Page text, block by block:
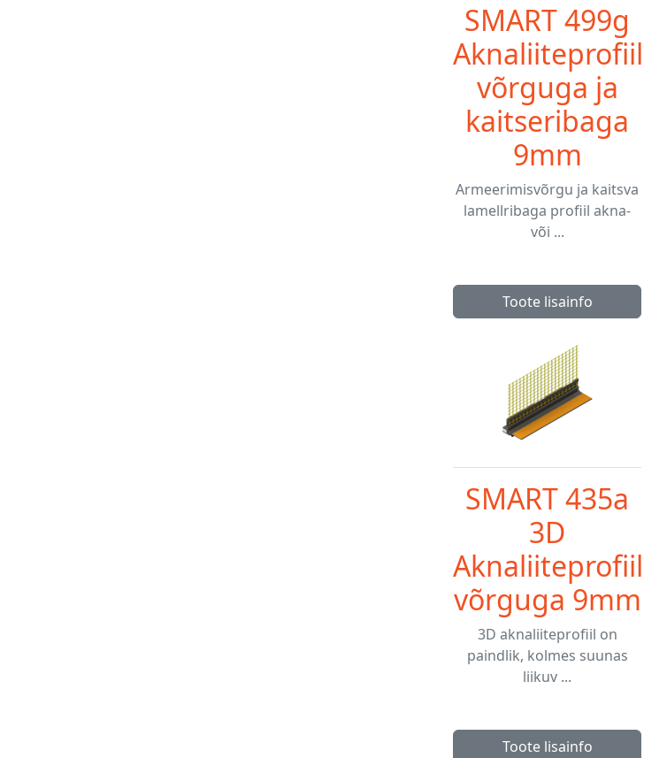
SMART 499g
Aknaliiteprofiil
võrguga ja
kaitseribaga
9mm
Armeerimisvõrgu ja kaitsva
lamellribaga profiil akna-
või ...
Toote lisainfo
SMART 435a
3D
Aknaliiteprofiil
võrguga 9mm
3D aknaliiteprofiil on
paindlik, kolmes suunas
liikuv ...
Toote lisainfo